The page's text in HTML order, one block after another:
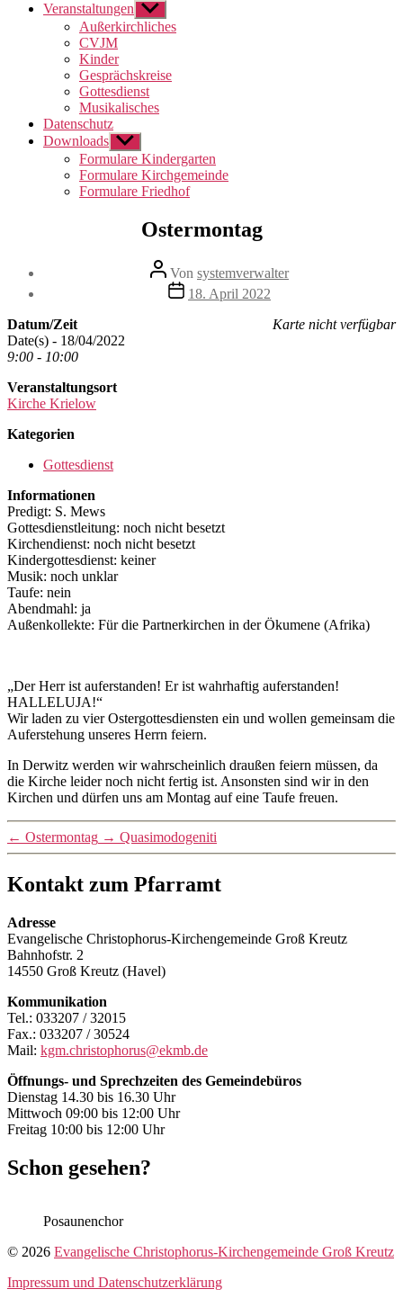
Veranstaltungen Untermenü
anzeigen
Außerkirchliches
CVJM
Kinder
Gesprächskreise
Gottesdienst
Musikalisches
Datenschutz
Downloads Untermenü
anzeigen
Formulare Kindergarten
Formulare Kirchgemeinde
Formulare Friedhof
Ostermontag
Beitragsautor
Von systemverwalter
Beitragsdatum
18. April 2022
Karte nicht verfügbar
Datum/Zeit
Date(s) - 18/04/2022
9:00 - 10:00
Veranstaltungsort
Kirche Krielow
Kategorien
Gottesdienst
Informationen
Predigt: S. Mews
Gottesdienstleitung: noch nicht besetzt
Kirchendienst: noch nicht besetzt
Kindergottesdienst: keiner
Musik: noch unklar
Taufe: nein
Abendmahl: ja
Außenkollekte: Für die Partnerkirchen in der Ökumene (Afrika)
„Der Herr ist auferstanden! Er ist wahrhaftig auferstanden!
HALLELUJA!“
Wir laden zu vier Ostergottesdiensten ein und wollen gemeinsam die
Auferstehung unseres Herrn feiern.
In Derwitz werden wir wahrscheinlich draußen feiern müssen, da
die Kirche leider noch nicht fertig ist. Ansonsten sind wir in den
Kirchen und dürfen uns am Montag auf eine Taufe freuen.
← Ostermontag → Quasimodogeniti
Kontakt zum Pfarramt
Adresse
Evangelische Christophorus-Kirchengemeinde Groß Kreutz
Bahnhofstr. 2
14550 Groß Kreutz (Havel)
Kommunikation
Tel.: 033207 / 32015
Fax.: 033207 / 30524
Mail: kgm.christophorus@ekmb.de
Öffnungs- und Sprechzeiten des Gemeindebüros
Dienstag 14.30 bis 16.30 Uhr
Mittwoch 09:00 bis 12:00 Uhr
Freitag 10:00 bis 12:00 Uhr
Schon gesehen?
Posaunenchor
© 2026 Evangelische Christophorus-Kirchengemeinde Groß Kreutz
Impressum und Datenschutzerklärung